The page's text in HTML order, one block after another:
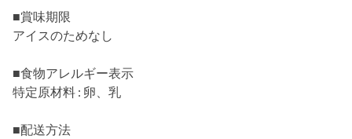
■賞味期限
アイスのためなし
■食物アレルギー表示
特定原材料 : 卵、乳
■配送方法